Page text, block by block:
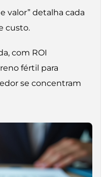
valor” detalha cada
custo.
com ROI
fértil para
se concentram